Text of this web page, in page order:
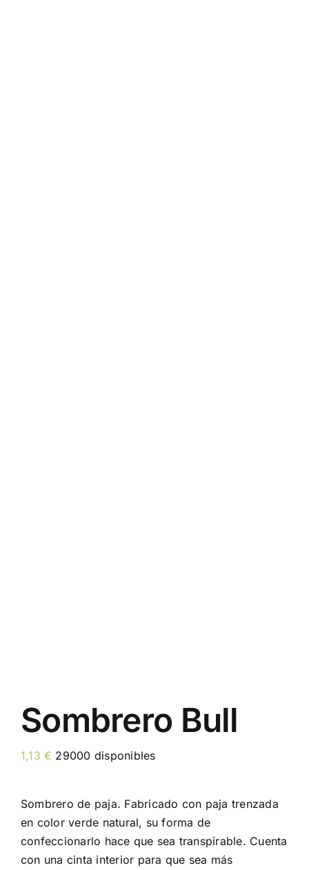
Sombrero Bull
1,13€ 29000 disponibles
Sombrero de paja. Fabricado con paja trenzada
en color verde natural, su forma de
confeccionarlo hace que sea transpirable. Cuenta
con una cinta interior para que sea más